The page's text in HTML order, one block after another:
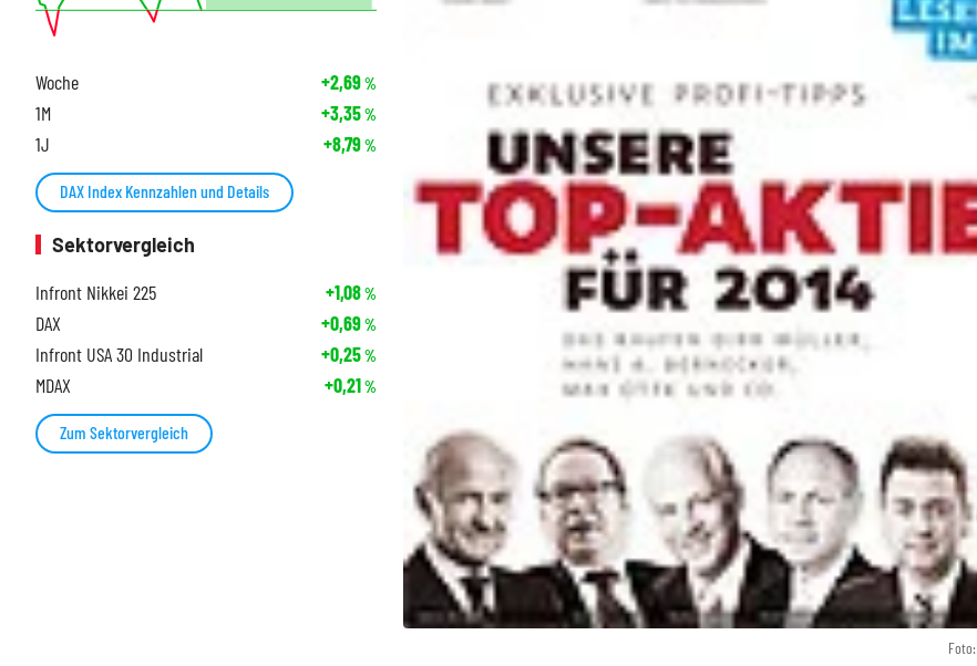
Woche +2,69%
1M +3,35%
1J +8,79%
DAX Index Kennzahlen und Details
Sektorvergleich
Infront Nikkei 225
+1,08%
DAX +0,69%
Infront USA 30 Industrial +0,25%
MDAX +0,21%
Zum Sektorvergleich